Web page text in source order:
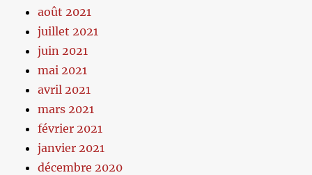
août 2021
juillet 2021
juin 2021
mai 2021
avril 2021
mars 2021
février 2021
janvier 2021
décembre 2020